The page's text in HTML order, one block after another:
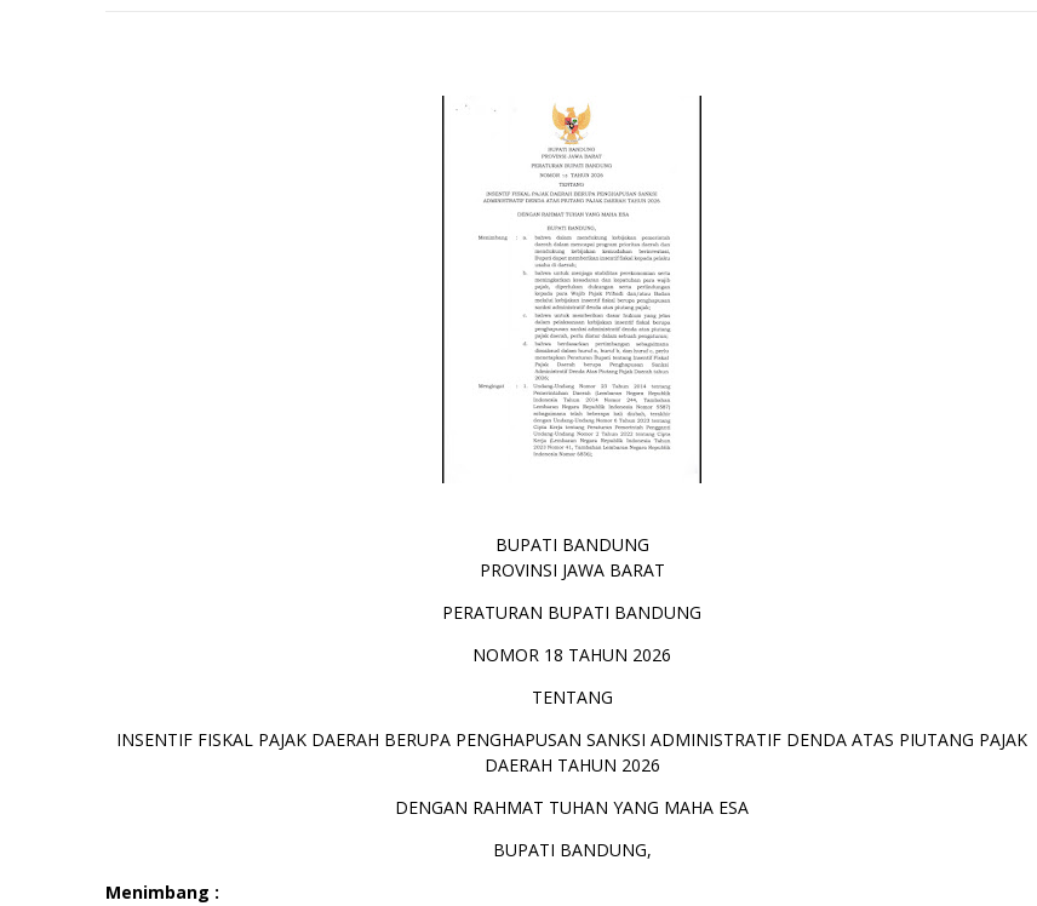
BUPATI BANDUNG
PROVINSI JAWA BARAT
PERATURAN BUPATI BANDUNG
NOMOR 18 TAHUN 2026
TENTANG
INSENTIF FISKAL PAJAK DAERAH BERUPA PENGHAPUSAN SANKSI ADMINISTRATIF DENDA ATAS PIUTANG PAJAK
DAERAH TAHUN 2026
DENGAN RAHMAT TUHAN YANG MAHA ESA
BUPATI BANDUNG,
Menimbang :